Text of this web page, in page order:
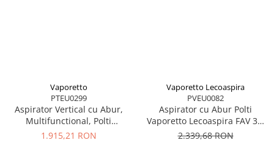
Vaporetto
PTEU0299
Aspirator Vertical cu Abur,
Multifunctional, Polti
Vaporetto 3 Clean Blue, 1800
1.915,21 RON
Vaporetto Lecoaspira
PVEU0082
Aspirator cu Abur Polti
Vaporetto Lecoaspira FAV 30,
2450 W, Functie
2.339,68 RON